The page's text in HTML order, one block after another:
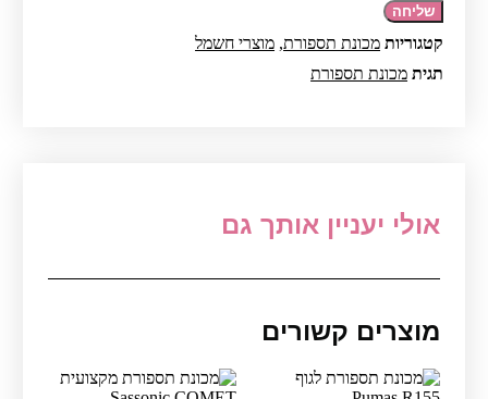
שליחה
קטגוריות מכונת תספורת, מוצרי חשמל
תגית מכונת תספורת
אולי יעניין אותך גם
מוצרים קשורים